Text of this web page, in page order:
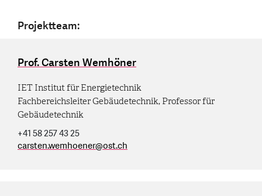
Projektteam:
Prof. Carsten Wemhöner
IET Institut für Energietechnik
Fachbereichsleiter Gebäudetechnik, Professor für
Gebäudetechnik
+41 58 257 43 25
carsten.wemhoener@ost.ch